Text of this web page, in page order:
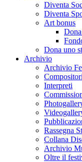
Diventa
Diventa
Art bonus
Dona uno
Archivio
Archivio
Compositori
Interpreti
Rassegna
Collana
Archivio
Oltre il